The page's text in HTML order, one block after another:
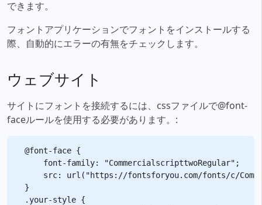
できます。
フォントアプリケーションでフォントをインストールする
際、自動的にエラーの有無をチェックします。
ウェブサイト
サイトにフォントを接続するには、cssファイルで@font-
faceルールを使用する必要があります。:
@font-face {
    font-family: "CommercialscripttwoRegular";
src: url("https://fontsforyou.com/fonts/c/
}
.your-style {